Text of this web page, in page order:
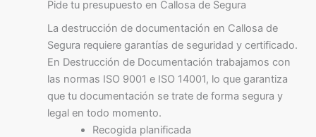
Pide tu presupuesto en Callosa de Segura
La destrucción de documentación en Callosa de
Segura requiere garantías de seguridad y certificado.
En Destrucción de Documentación trabajamos con
las normas ISO 9001 e ISO 14001, lo que garantiza
que tu documentación se trate de forma segura y
legal en todo momento.
Recogida planificada